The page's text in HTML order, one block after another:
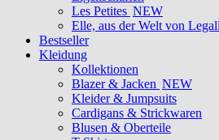
Les Petites NEW
Elle, aus der Welt von
Bestseller
Kleidung
Kollektionen
Blazer & Jacken NEW
Kleider & Jumpsuits
Cardigans & Strickwaren
Blusen & Oberteile